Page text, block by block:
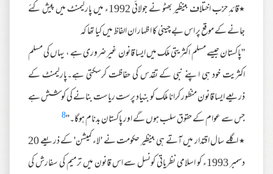
٭قائد ِحزب اختلاف بینظیر بھٹو نے جولائی 1992ء میں پارلیمنٹ میں پیش کئے
جانے کے موقع پر اس بے چینی کا اظہار ان الفاظ میں کیا تھا کہ
''پاکستان جیسے مسلم اکثریتی ملک میں ایسا قانون غیر ضروری ہے ، یہاں کی مسلم
اکثریت خود ہی اپنے نبی کے تقدس کی حفاظت کرسکتی ہے۔پارلیمنٹ کے
ذریعے ایسا قانون منظور کرانا ملک کو بنیاد پرست ریاست بنانے کی کوشش ہے
جس سے عوام کے حقوق سلب ہوں گے اور پاکستان بدنام ہوگا۔''8
٭ اگلے سال اقتدار میں آتے ہی بینظیر حکومت نے 'لاء کمیشن' کے ذریعے 20
دسمبر 1993ء کو اسلامی نظریاتی کونسل سے اس قانون میں ترمیم کی سفارش کی